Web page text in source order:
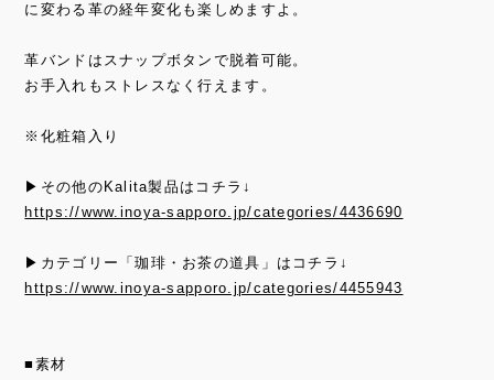
に変わる革の経年変化も楽しめますよ。
革バンドはスナップボタンで脱着可能。
お手入れもストレスなく行えます。
※化粧箱入り
▶その他のKalita製品はコチラ↓
https://www.inoya-sapporo.jp/categories/4436690
▶カテゴリー「珈琲・お茶の道具」はコチラ↓
https://www.inoya-sapporo.jp/categories/4455943
■素材